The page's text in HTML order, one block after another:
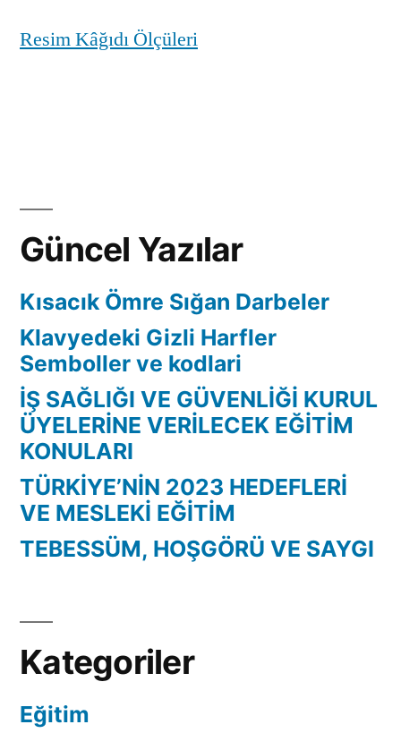
Resim Kâğıdı Ölçüleri
Güncel Yazılar
Kısacık Ömre Sığan Darbeler
Klavyedeki Gizli Harfler
Semboller ve kodlari
İŞ SAĞLIĞI VE GÜVENLİĞİ KURUL
ÜYELERİNE VERİLECEK EĞİTİM
KONULARI
TÜRKİYE’NİN 2023 HEDEFLERİ
VE MESLEKİ EĞİTİM
TEBESSÜM, HOŞGÖRÜ VE SAYGI
Kategoriler
Eğitim